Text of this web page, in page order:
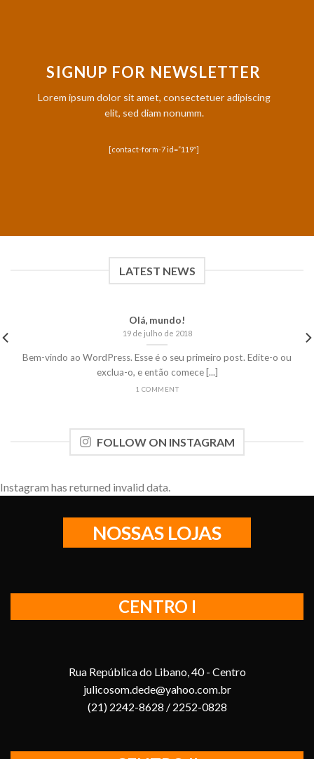
SIGNUP FOR NEWSLETTER
Lorem ipsum dolor sit amet, consectetuer adipiscing
elit, sed diam nonumm.
[contact-form-7 id=”119″]
LATEST NEWS
Olá, mundo!
19 de julho de 2018
Bem-vindo ao WordPress. Esse é o seu primeiro post. Edite-o ou
exclua-o, e então comece [...]
1 COMMENT
FOLLOW ON INSTAGRAM
Instagram has returned invalid data.
NOSSAS LOJAS
CENTRO I
Rua República do Libano, 40 - Centro
julicosom.dede@yahoo.com.br
(21) 2242-8628 / 2252-0828